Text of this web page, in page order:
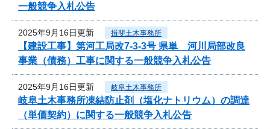
一般競争入札公告
2025年9月16日更新 揖斐土木事務所
【建設工事】第河工局改7-3-3号 県単 河川局部改良
事業（債務）工事に関する一般競争入札公告
2025年9月16日更新 岐阜土木事務所
岐阜土木事務所凍結防止剤（塩化ナトリウム）の調達
（単価契約）に関する一般競争入札公告